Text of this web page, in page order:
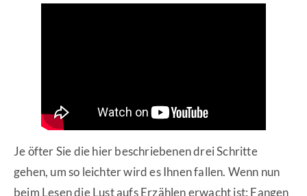
Je öfter Sie die hier beschriebenen drei Schritte
gehen, um so leichter wird es Ihnen fallen. Wenn nun
beim Lesen die Lust aufs Erzählen erwacht ist: Fangen